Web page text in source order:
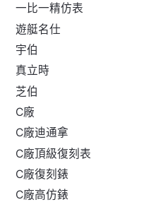
一比一精仿表
遊艇名仕
宇伯
真立時
芝伯
C廠
C廠迪通拿
C廠頂級復刻表
C廠復刻錶
C廠高仿錶